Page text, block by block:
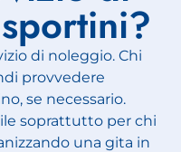
di noleggio. Chi
provvedere
se necessario.
soprattutto per chi
una gita in